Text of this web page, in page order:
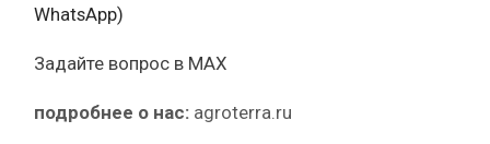
WhatsApp)
Задайте вопрос в MAX
подробнее о нас: agroterra.ru